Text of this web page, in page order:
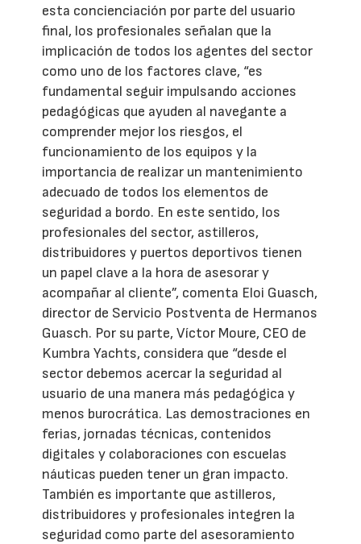
esta concienciación por parte del usuario
final, los profesionales señalan que la
implicación de todos los agentes del sector
como uno de los factores clave, “es
fundamental seguir impulsando acciones
pedagógicas que ayuden al navegante a
comprender mejor los riesgos, el
funcionamiento de los equipos y la
importancia de realizar un mantenimiento
adecuado de todos los elementos de
seguridad a bordo. En este sentido, los
profesionales del sector, astilleros,
distribuidores y puertos deportivos tienen
un papel clave a la hora de asesorar y
acompañar al cliente”, comenta Eloi Guasch,
director de Servicio Postventa de Hermanos
Guasch. Por su parte, Víctor Moure, CEO de
Kumbra Yachts, considera que “desde el
sector debemos acercar la seguridad al
usuario de una manera más pedagógica y
menos burocrática. Las demostraciones en
ferias, jornadas técnicas, contenidos
digitales y colaboraciones con escuelas
náuticas pueden tener un gran impacto.
También es importante que astilleros,
distribuidores y profesionales integren la
seguridad como parte del asesoramiento